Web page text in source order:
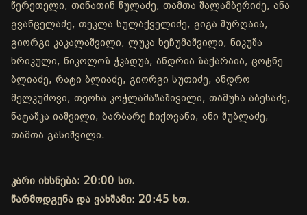
წერეთელი, თინათინ წულაძე, თამთა შალამბერიძე, ანა
გვანცელაძე, თეკლა სულაქველიძე, გიგა შურღაია,
გიორგი კაკალაშვილი, ლუკა ხეჩუმაშვილი, ნიკუშა
ხრიკული, ნიკოლოზ ჭკადუა, ანდრია ზაქარაია, ცოტნე
ბლიაძე, რატი ბლიაძე, გიორგი სუთიძე, ანდრო
მელკუმოვი, თეონა კოჭლამაზაშივილი, თამუნა აბესაძე,
ნატაშკა იაშვილი, ბარბარე ჩიქოვანი, ანი შუბლაძე,
თამთა გასიშვილი.
კარი იხსნება: 20:00 სთ.
წარმოდგენა და ვახშამი: 20:45 სთ.